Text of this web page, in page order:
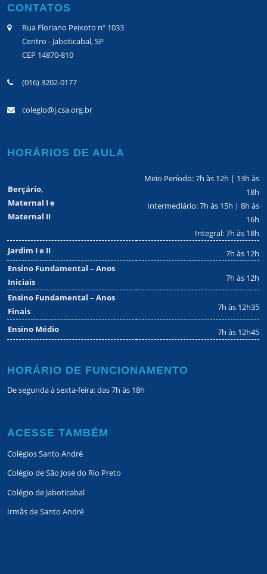
CONTATOS
Rua Floriano Peixoto nº 1033
Centro - Jaboticabal, SP
CEP 14870-810
(016) 3202-0177
colegio@j.csa.org.br
HORÁRIOS DE AULA
Berçário,
Maternal I e
Maternal II
Meio Período: 7h às 12h | 13h às
18h
Intermediário: 7h às 15h | 8h às
16h
Integral: 7h às 18h
Jardim I e II
7h às 12h
Ensino Fundamental – Anos
Iniciais
7h às 12h
Ensino Fundamental – Anos
Finais
7h às 12h35
Ensino Médio 7h às 12h45
HORÁRIO DE FUNCIONAMENTO
De segunda à sexta-feira: das 7h às 18h
ACESSE TAMBÉM
Colégios Santo André
Colégio de São José do Rio Preto
Colégio de Jaboticabal
Irmãs de Santo André